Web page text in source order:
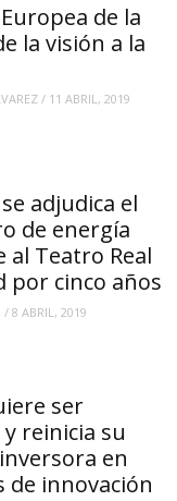
de la
la visión a la
/ 11 ABRIL, 2019
adjudica el
de energía
al Teatro Real
por cinco años
/8 ABRIL, 2019
ser
reinicia su
en
de innovación